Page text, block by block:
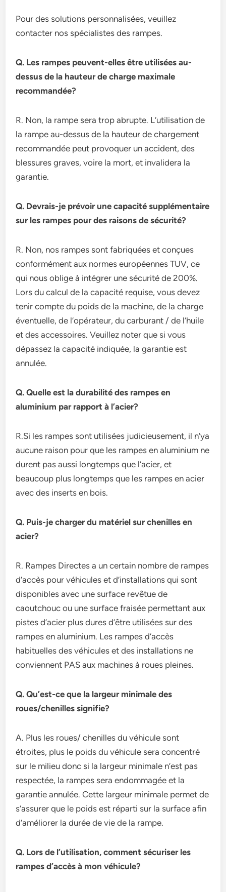
Pour des solutions personnalisées, veuillez
contacter nos spécialistes des rampes.
Q. Les rampes peuvent-elles être utilisées au-
dessus de la hauteur de charge maximale
recommandée?
R. Non, la rampe sera trop abrupte. L’utilisation de
la rampe au-dessus de la hauteur de chargement
recommandée peut provoquer un accident, des
blessures graves, voire la mort, et invalidera la
garantie.
Q. Devrais-je prévoir une capacité supplémentaire
sur les rampes pour des raisons de sécurité?
R. Non, nos rampes sont fabriquées et conçues
conformément aux normes européennes TUV, ce
qui nous oblige à intégrer une sécurité de 200%.
Lors du calcul de la capacité requise, vous devez
tenir compte du poids de la machine, de la charge
éventuelle, de l’opérateur, du carburant / de l’huile
et des accessoires. Veuillez noter que si vous
dépassez la capacité indiquée, la garantie est
annulée.
Q. Quelle est la durabilité des rampes en
aluminium par rapport à l’acier?
R.Si les rampes sont utilisées judicieusement, il n’ya
aucune raison pour que les rampes en aluminium ne
durent pas aussi longtemps que l’acier, et
beaucoup plus longtemps que les rampes en acier
avec des inserts en bois.
Q. Puis-je charger du matériel sur chenilles en
acier?
R. Rampes Directes a un certain nombre de rampes
d’accès pour véhicules et d’installations qui sont
disponibles avec une surface revêtue de
caoutchouc ou une surface fraisée permettant aux
pistes d’acier plus dures d’être utilisées sur des
rampes en aluminium. Les rampes d’accès
habituelles des véhicules et des installations ne
conviennent PAS aux machines à roues pleines.
Q. Qu’est-ce que la largeur minimale des
roues/chenilles signifie?
A. Plus les roues/ chenilles du véhicule sont
étroites, plus le poids du véhicule sera concentré
sur le milieu donc si la largeur minimale n’est pas
respectée, la rampes sera endommagée et la
garantie annulée. Cette largeur minimale permet de
s’assurer que le poids est réparti sur la surface afin
d’améliorer la durée de vie de la rampe.
Q. Lors de l’utilisation, comment sécuriser les
rampes d’accès à mon véhicule?